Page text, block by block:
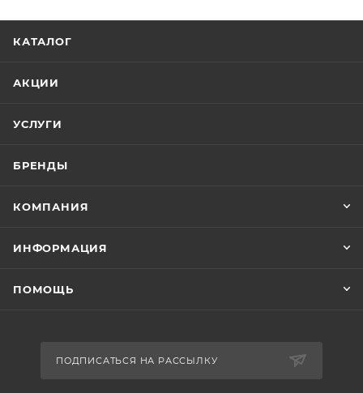
КАТАЛОГ
АКЦИИ
УСЛУГИ
БРЕНДЫ
КОМПАНИЯ
ИНФОРМАЦИЯ
ПОМОЩЬ
ПОДПИСАТЬСЯ НА РАССЫЛКУ